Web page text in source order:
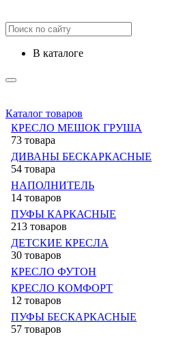
в каталоге
Каталог товаров
КРЕСЛО МЕШОК ГРУША
73 товара
ДИВАНЫ БЕСКАРКАСНЫЕ
54 товара
НАПОЛНИТЕЛЬ
14 товаров
ПУФЫ КАРКАСНЫЕ
213 товаров
ДЕТСКИЕ КРЕСЛА
30 товаров
КРЕСЛО ФУТОН
КРЕСЛО КОМФОРТ
12 товаров
ПУФЫ БЕСКАРКАСНЫЕ
57 товаров